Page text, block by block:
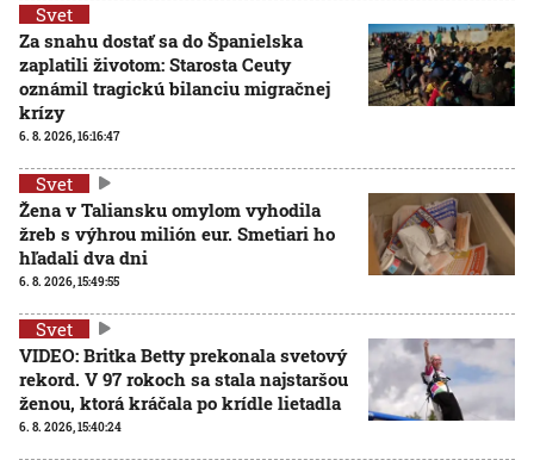
Svet
Za snahu dostať sa do Španielska
zaplatili životom: Starosta Ceuty
oznámil tragickú bilanciu migračnej
krízy
6. 8. 2026, 16:16:47
Svet
Žena v Taliansku omylom vyhodila
žreb s výhrou milión eur. Smetiari ho
hľadali dva dni
6. 8. 2026, 15:49:55
Svet
VIDEO: Britka Betty prekonala svetový
rekord. V 97 rokoch sa stala najstaršou
ženou, ktorá kráčala po krídle lietadla
6. 8. 2026, 15:40:24